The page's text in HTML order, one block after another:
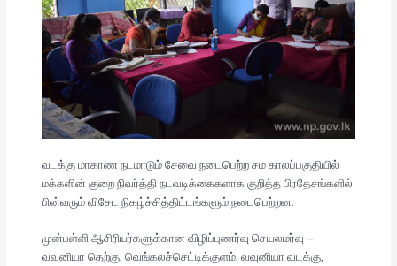
வடக்கு மாகாண நடமாடும் சேவை நடைபெற்ற சம காலப்பகுதியில்
மக்களின் குறை நிவர்த்தி நடவடிக்கைகளாக குறித்த பிரதேசங்களில்
பின்வரும் விசேட நிகழ்ச்சித்திட்டங்களும் நடைபெற்றன.
முன்பள்ளி ஆசிரியர்களுக்கான விழிப்புணர்வு செயலமர்வு –
வவுனியா தெற்கு, வெங்கலச்செட்டிக்குளம், வவுனியா வடக்கு,